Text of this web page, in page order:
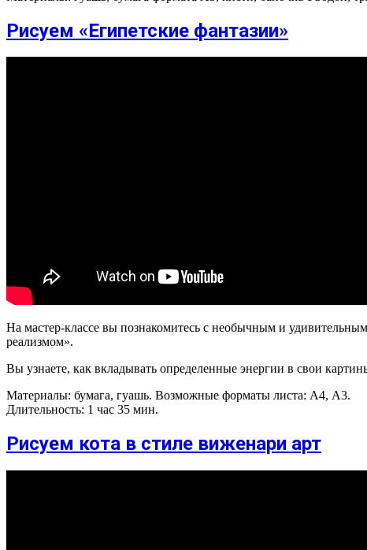
Рисуем «Египетские фантазии»
На мастер-классе вы познакомитесь с необычным и
реализмом».
Вы узнаете, как вкладывать определенные энергии в свои
Материалы: бумага, гуашь. Возможные форматы листа: А4, А3.
Длительность: 1 час 35 мин.
Рисуем кота в стиле виженари арт